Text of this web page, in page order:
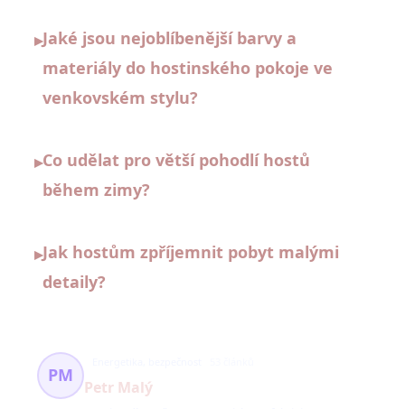
▸Jaké jsou nejoblíbenější barvy a
materiály do hostinského pokoje ve
venkovském stylu?
▸Co udělat pro větší pohodlí hostů
během zimy?
▸Jak hostům zpříjemnit pobyt malými
detaily?
PM
Petr Malý